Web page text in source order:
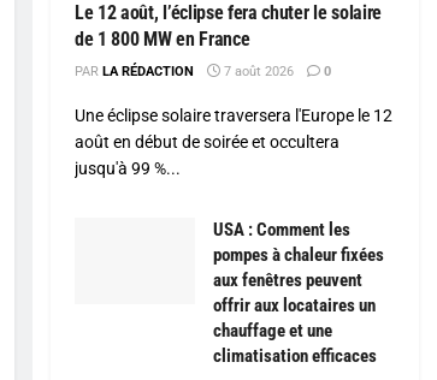
Le 12 août, l’éclipse fera chuter le solaire
de 1 800 MW en France
PAR LA RÉDACTION 7 août 2026 0
Une éclipse solaire traversera l'Europe le 12
août en début de soirée et occultera
jusqu'à 99 %...
USA : Comment les
pompes à chaleur fixées
aux fenêtres peuvent
offrir aux locataires un
chauffage et une
climatisation efficaces